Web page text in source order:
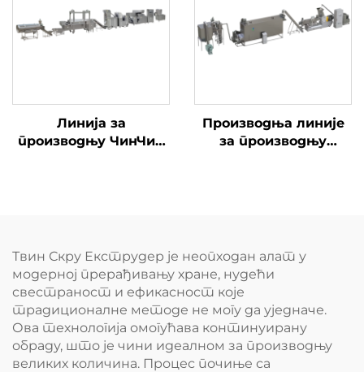
Линија за
производњу ЧинЧин
Производња линије
за производњу
Твин Скру Екструдер је неопходан алат у
модерној прерађивању хране, нудећи
свестраност и ефикасност које
традиционалне методе не могу да уједначе.
Ова технологија омогућава континуирану
обраду, што је чини идеалном за производњу
великих количина. Процес почиње са